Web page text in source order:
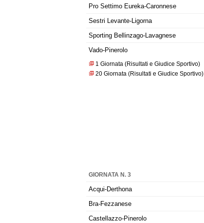
Pro Settimo Eureka-Caronnese
Sestri Levante-Ligorna
Sporting Bellinzago-Lavagnese
Vado-Pinerolo
1 Giornata (Risultati e Giudice Sportivo)
20 Giornata (Risultati e Giudice Sportivo)
GIORNATA N. 3
Acqui-Derthona
Bra-Fezzanese
Castellazzo-Pinerolo